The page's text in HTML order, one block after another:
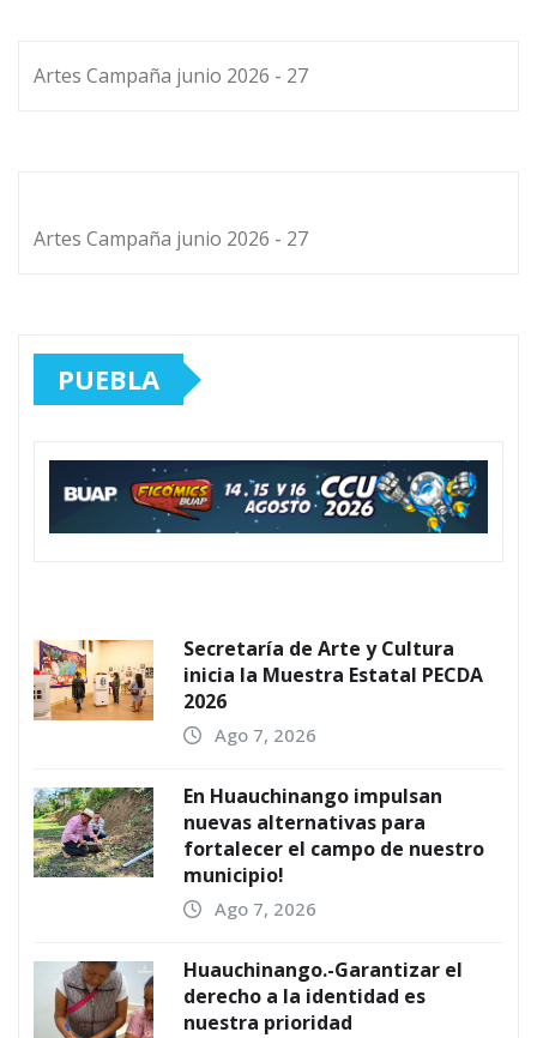
Artes Campaña junio 2026 - 27
Artes Campaña junio 2026 - 27
PUEBLA
Secretaría de Arte y Cultura
inicia la Muestra Estatal PECDA
2026
Ago 7, 2026
En Huauchinango impulsan
nuevas alternativas para
fortalecer el campo de nuestro
municipio!
Ago 7, 2026
Huauchinango.-Garantizar el
derecho a la identidad es
nuestra prioridad